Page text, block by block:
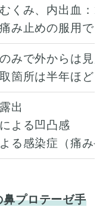
くみ、内出血：
み止めの服用でコ
みで外からは見え
箇所は半年ほどピ
出
よる凹凸感
る感染症（痛みや
鼻プロテーゼ手